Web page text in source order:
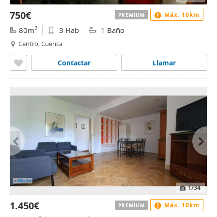
750€
80m2 3 Hab 1 Baño
Centro, Cuenca
Llamar
Contactar
PREMIUM Máx. 10km
1/34
1.450€ PREMIUM Máx. 10km